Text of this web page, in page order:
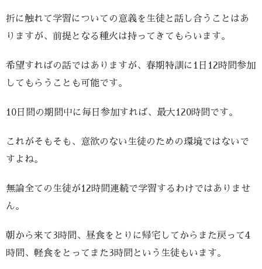
折に触れて学習についての意義を生徒と話し合うことはあ
りますが、前提となる種火は持ってきてもらいます。
希望すればの話ではありますが、春期特訓に1日12時間参加
してもらうことも可能です。
10日間の期間中に毎日参加すれば、最大120時間です。
これがそもそも、意欲のない生徒のための環境ではないで
すよね。
無論全ての生徒が12時間連続で学習するわけではありませ
ん。
朝から来て3時間、昼食をとりに帰宅してからまた戻って4
時間、軽食をとってまた3時間という生徒もいます。